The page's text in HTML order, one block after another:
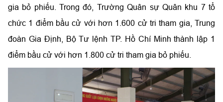
gia bỏ phiếu. Trong đó, Trường Quân sự Quân khu 7 tổ
chức 1 điểm bầu cử với hơn 1.600 cử tri tham gia, Trung
đoàn Gia Định, Bộ Tư lệnh TP. Hồ Chí Minh thành lập 1
điểm bầu cử với hơn 1.800 cử tri tham gia bỏ phiếu.